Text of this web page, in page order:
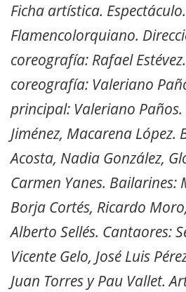
Ficha artística. Espectáculo.
Flamencolorquiano.
coreografía: Rafael
coreografía: Valeriano
principal: Valeriano Paños.
Jiménez, Macarena López.
Acosta, Nadia González,
Carmen Yanes. Bailarines:
Borja Cortés, Ricardo
Alberto Sellés. Cantaores:
Vicente Gelo, José Luis
Juan Torres y Pau Vallet.